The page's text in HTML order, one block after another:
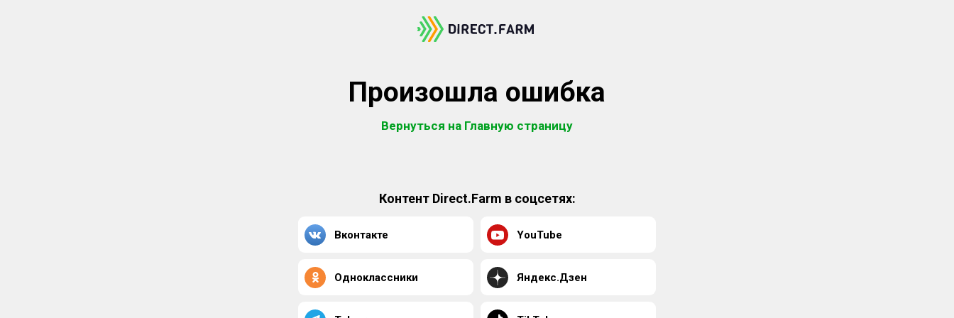
Произошла ошибка
Вернуться на Главную страницу
Контент Direct.Farm в соцсетях:
Вконтакте YouTube
Одноклассники Яндекс.Дзен